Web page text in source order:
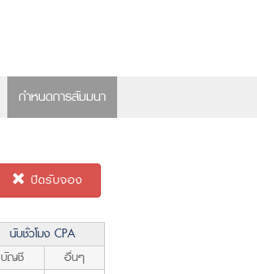
กำหนดการสัมมนา
ปิดรับจอง
นับชั่วโมง CPA
บัญชี อื่นๆ